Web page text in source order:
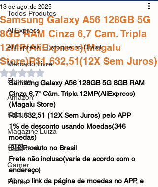
Todos Produtos
AliExpress
AliExpress - Estoque no Brasil
Mercado Livre
Shopee
Amazon
Kabum
Magazine Luiza
Hardware
Gamer
Fones
Samsung Galaxy A56 128GB 5G
8GB RAM Cinza 6,7 Cam. Tripla
12MP(AliExpress)(Magalu
Store)R$1.632,51(12X Sem Juros)
13 de ago. de 2025
Avaliado com NaN de 5 estrelas.
Samsung Galaxy A56 128GB 5G 8GB RAM
Cinza 6,7" Câm. Tripla 12MP(AliExpress)
(Magalu Store)
R$1.632,51 (12X Sem Juros) pelo APP
1% de desconto usando Moedas(346
moedas)
🇧🇷Produto no Brasil
Frete não incluso(varia de acordo com o
endereço)
Abra o link da página de moedas no APP, e